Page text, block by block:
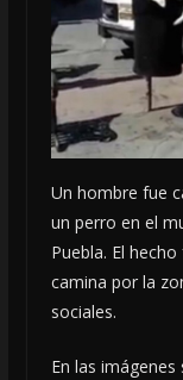
Un hombre fue
un perro en el
Puebla. El
camina por la
sociales.
En las